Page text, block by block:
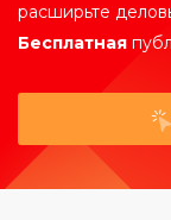
расширьте
Бесплатная